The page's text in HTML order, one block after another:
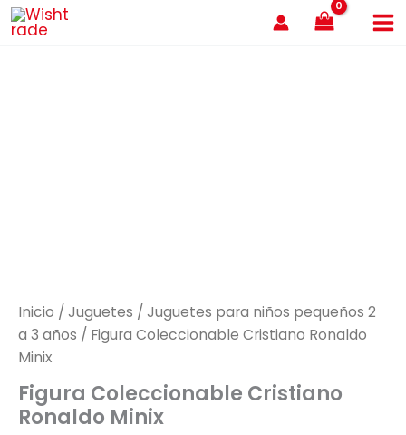
al
Inicio / Juguetes / Juguetes para niños pequeños 2
a 3 años / Figura Coleccionable Cristiano Ronaldo
Minix
Figura Coleccionable Cristiano
Ronaldo Minix